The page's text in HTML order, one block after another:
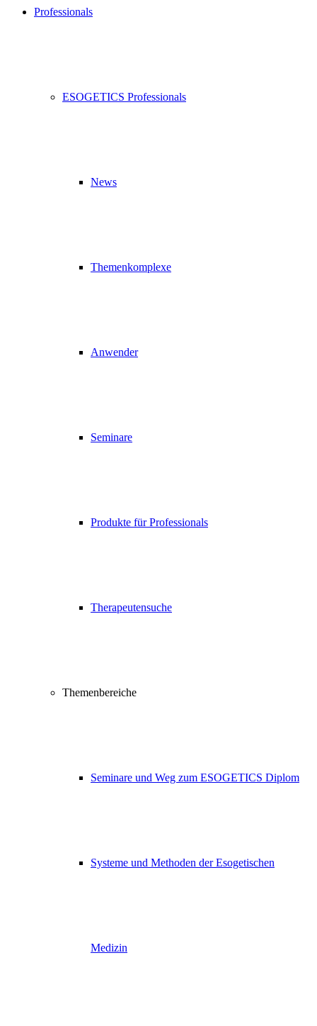
Professionals
ESOGETICS Professionals
News
Themenkomplexe
Anwender
Seminare
Produkte für Professionals
Therapeutensuche
Themenbereiche
Seminare und Weg zum ESOGETICS Diplom
Systeme und Methoden der Esogetischen
Medizin